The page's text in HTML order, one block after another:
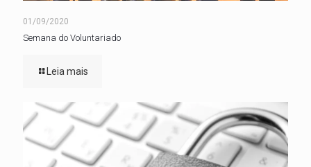
01/09/2020
Semana do Voluntariado
Leia mais